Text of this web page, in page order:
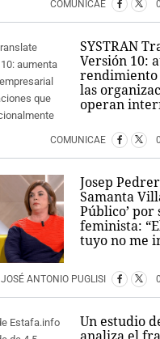
COMUNICAE
SYSTRAN
Versión 10:
rendimiento
las
operan
COMUNICAE
Josep
Samanta
Público’ por
feminista:
tuyo no me
JOSÉ ANTONIO PUGLISI
Un estudio